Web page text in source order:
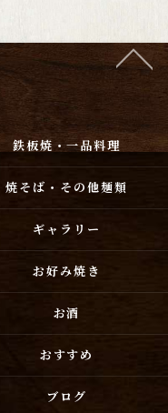
鉄板焼・一品料理
焼そば・その他麺類
ギャラリー
お好み焼き
お酒
おすすめ
ブログ